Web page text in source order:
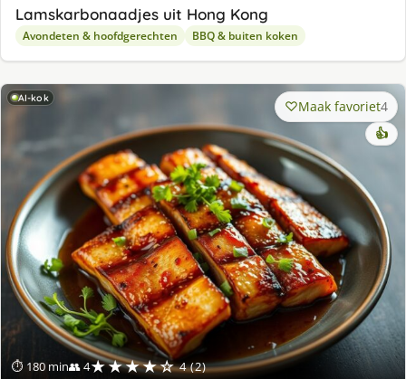
Lamskarbonaadjes uit Hong Kong
Avondeten & hoofdgerechten BBQ & buiten koken
AI-kok
⏱ 180 min👥 4★★★★☆ 4 (2)
Maak favoriet4
👍